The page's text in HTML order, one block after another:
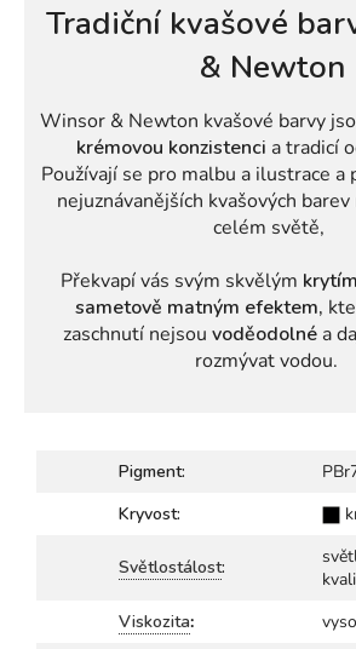
Tradiční kvašové
& Newton
Winsor & Newton kvašové barvy
krémovou konzistenci a tradicí
Používají se pro malbu a ilustrace a
nejuznávanějších kvašových
celém světě,
Překvapí vás svým skvělým
sametově matným efektem,
zaschnutí nejsou voděodolné a
rozmývat vodou.
Pigment:
Kryvost:
Světlostálost:
Viskozita: